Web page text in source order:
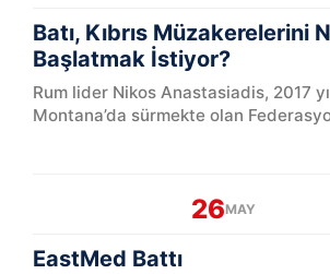
Batı, Kıbrıs Müzakerelerini
Başlatmak İstiyor?
Rum lider Nikos Anastasiadis, 2017
Montana’da sürmekte olan
26MAY
EastMed Battı